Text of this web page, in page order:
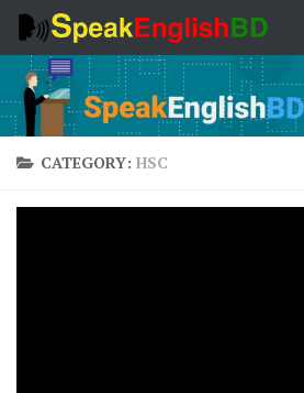
Skip to content
CATEGORY: HSC